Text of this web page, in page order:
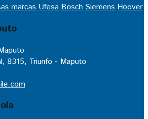
marcas Ufesa Bosch Siemens Hoover
8315, Triunfo - Maputo